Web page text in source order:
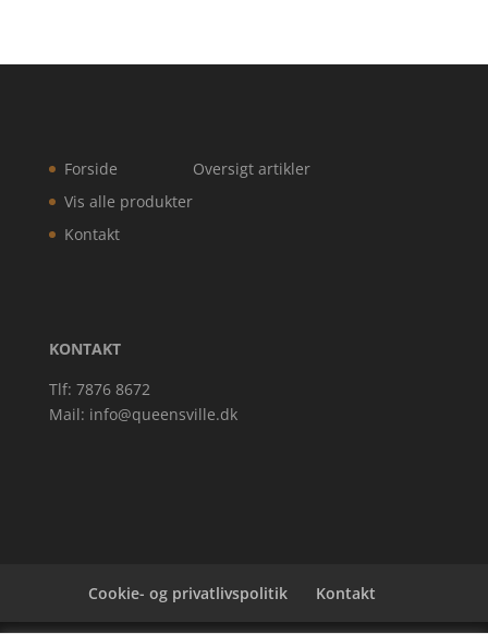
Forside
Vis alle produkter
Kontakt
Oversigt artikler
KONTAKT
Tlf: 7876 8672
Mail: info@queensville.dk
Cookie- og privatlivspolitik Kontakt